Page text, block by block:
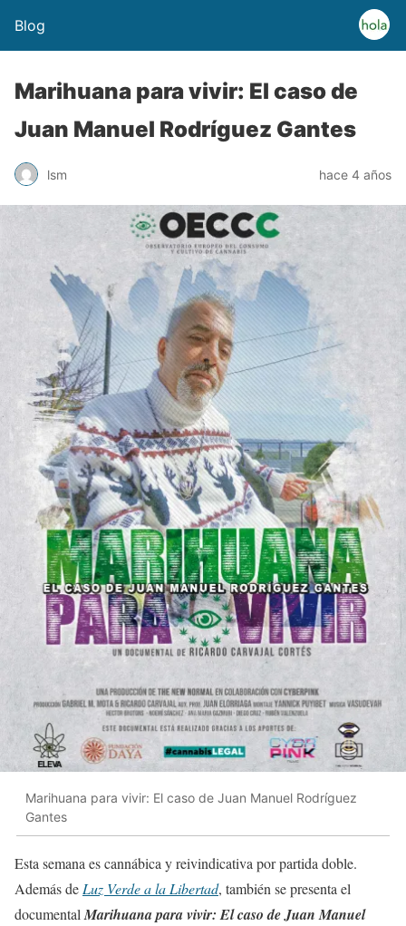
Blog
Marihuana para vivir: El caso de
Juan Manuel Rodríguez Gantes
lsm hace 4 años
Marihuana para vivir: El caso de Juan Manuel Rodríguez
Gantes
Esta semana es cannábica y reivindicativa por partida doble.
Además deLuz Verde a la Libertad, también se presenta el
documentalMarihuana para vivir: El caso de Juan Manuel